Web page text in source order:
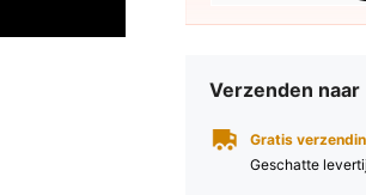
Verzenden naar
Gratis
Geschatte